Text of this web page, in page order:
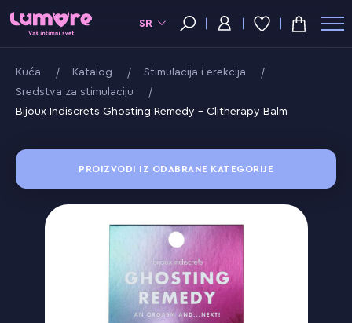
SR
Kuća Katalog
Stimulacija i erekcija
Sredstva za stimulaciju
Bijoux Indiscrets Ghosting Remedy - Clitherapy Balm
PROIZVODI IZ ODABRANE KATEGORIJE